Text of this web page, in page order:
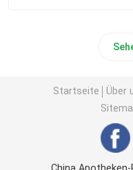
Startseite Über